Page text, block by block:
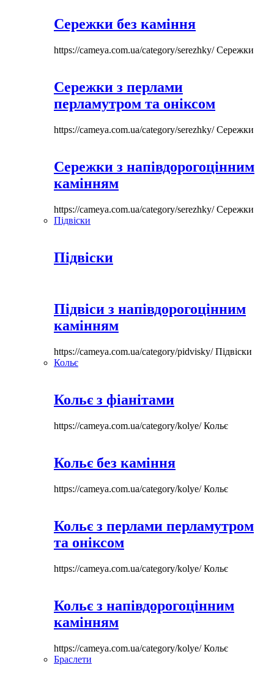
Сережки без каміння
https://cameya.com.ua/category/serezhky/Сережки
Сережки з перлами
перламутром та оніксом
https://cameya.com.ua/category/serezhky/Сережки
Сережки з напівдорогоцінним
камінням
https://cameya.com.ua/category/serezhky/Сережки
Підвіски
Підвіски
Підвіси з напівдорогоцінним
камінням
https://cameya.com.ua/category/pidvisky/Підвіски
Кольє
Кольє з фіанітами
https://cameya.com.ua/category/kolye/Кольє
Кольє без каміння
https://cameya.com.ua/category/kolye/Кольє
Кольє з перлами перламутром
та оніксом
https://cameya.com.ua/category/kolye/Кольє
Кольє з напівдорогоцінним
камінням
https://cameya.com.ua/category/kolye/Кольє
Браслети